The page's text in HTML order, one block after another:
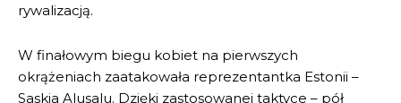
rywalizacją.
W finałowym biegu kobiet na pierwszych
okrążeniach zaatakowała reprezentantka Estonii –
Saskia Alusalu. Dzięki zastosowanej taktyce – pół